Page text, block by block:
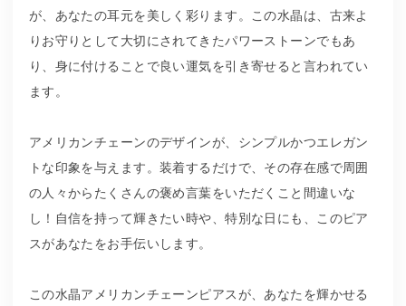
が、あなたの耳元を美しく彩ります。この水晶は、古来よ
りお守りとして大切にされてきたパワーストーンでもあ
り、身に付けることで良い運気を引き寄せると言われてい
ます。
アメリカンチェーンのデザインが、シンプルかつエレガン
トな印象を与えます。装着するだけで、その存在感で周囲
の人々からたくさんの褒め言葉をいただくこと間違いな
し！自信を持って輝きたい時や、特別な日にも、このピア
スがあなたをお手伝いします。
この水晶アメリカンチェーンピアスが、あなたを輝かせる